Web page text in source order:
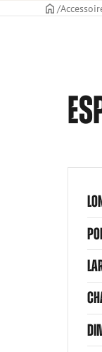
PAGE DE